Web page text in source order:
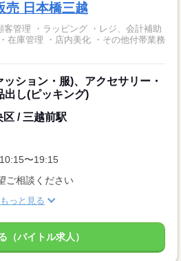
売 日本橋三越
客管理 ・ラッピング ・レジ、会計補助
在庫管理 ・店内美化 ・その他付帯業務
ション・服)、アクセサリー・
出し(ピッキング)
/ 三越前駅
〜19:15
ご相談ください
もっと見る
（バイトル求人）